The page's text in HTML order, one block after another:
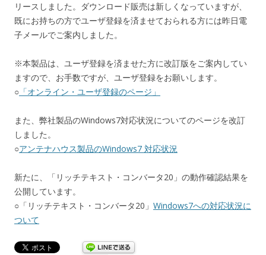
リースしました。ダウンロード販売は新しくなっていますが、
既にお持ちの方でユーザ登録を済ませておられる方には昨日電
子メールでご案内しました。
※本製品は、ユーザ登録を済ませた方に改訂版をご案内してい
ますので、お手数ですが、ユーザ登録をお願いします。
○ 「オンライン・ユーザ登録のページ」
また、弊社製品のWindows7対応状況についてのページを改訂
しました。
○アンテナハウス製品のWindows7 対応状況
新たに、「リッチテキスト・コンバータ20」の動作確認結果を
公開しています。
○「リッチテキスト・コンバータ20」 Windows7への対応状況に
ついて